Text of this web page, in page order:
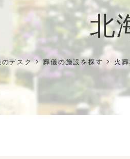
北
のデスク>葬儀の施設を探す > 火